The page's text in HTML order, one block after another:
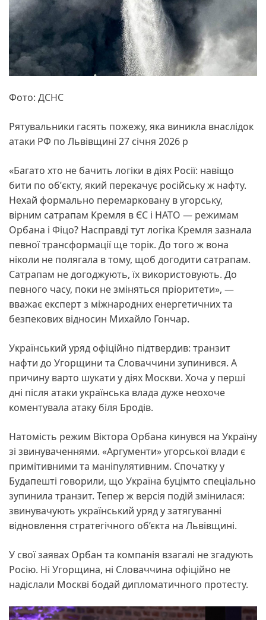
Фото: ДСНС
Рятувальники гасять пожежу, яка виникла внаслідок
атаки РФ по Львівщині 27 січня 2026 р
«Багато хто не бачить логіки в діях Росії: навіщо
бити по обʼєкту, який перекачує російську ж нафту.
Нехай формально перемарковану в угорську,
вірним сатрапам Кремля в ЄС і НАТО — режимам
Орбана і Фіцо? Насправді тут логіка Кремля зазнала
певної трансформації ще торік. До того ж вона
ніколи не полягала в тому, щоб догодити сатрапам.
Сатрапам не догоджують, їх використовують. До
певного часу, поки не зміняться пріоритети», —
вважає експерт з міжнародних енергетичних та
безпекових відносин Михайло Гончар.
Український уряд офіційно підтвердив: транзит
нафти до Угорщини та Словаччини зупинився. А
причину варто шукати у діях Москви. Хоча у перші
дні після атаки українська влада дуже неохоче
коментувала атаку біля Бродів.
Натомість режим Віктора Орбана кинувся на Україну
зі звинуваченнями. «Аргументи» угорської влади є
примітивними та маніпулятивним. Спочатку у
Будапешті говорили, що Україна буцімто спеціально
зупинила транзит. Тепер ж версія подій змінилася:
звинувачують український уряд у затягуванні
відновлення стратегічного об’єкта на Львівщині.
У свої заявах Орбан та компанія взагалі не згадують
Росію. Ні Угорщина, ні Словаччина офіційно не
надіслали Москві бодай дипломатичного протесту.